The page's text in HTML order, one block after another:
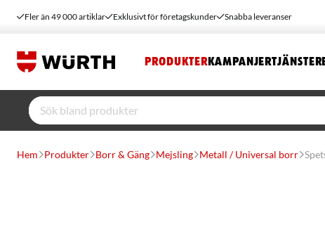
Fler än 49 000 artiklar Exklusivt för företagskunder Snabba leveranser
PRODUKTER KAMPANJERTJÄNSTER
Hem Produkter Borr & Gäng Mejsling Metall / Universal borr